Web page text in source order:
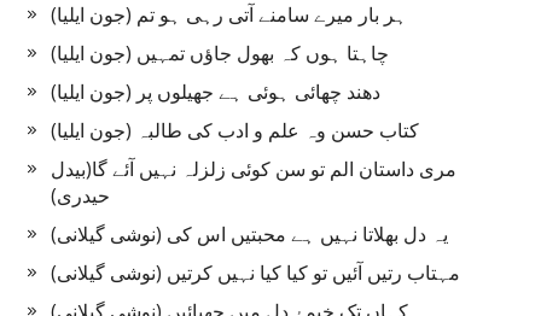
ہر بار میرے سامنے آتی رہی ہو تم (جون ایلیا)
چاہتا ہوں کہ بھول جاؤں تمہیں (جون ایلیا)
دھند چھائی ہوئی ہے جھیلوں پر (جون ایلیا)
کتاب حسن وہ علم و ادب کی طالبہ (جون ایلیا)
مری داستان الم تو سن کوئی زلزلہ نہیں آئے گا(بیدل
حیدری)
یہ دل بھلاتا نہیں ہے محبتیں اس کی (نوشی گیلانی)
مہتاب رتیں آئیں تو کیا کیا نہیں کرتیں (نوشی گیلانی)